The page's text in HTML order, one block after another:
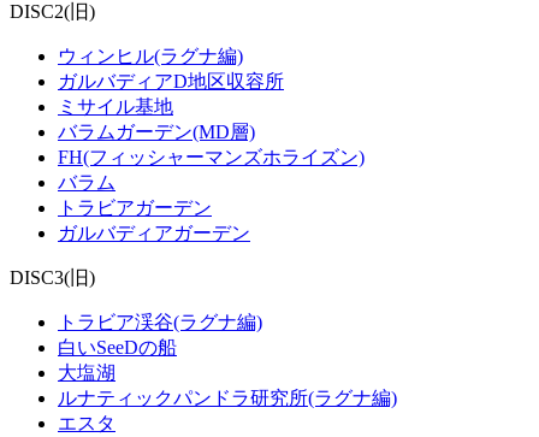
DISC2(旧)
ウィンヒル(ラグナ編)
ガルバディアD地区収容所
ミサイル基地
バラムガーデン(MD層)
FH(フィッシャーマンズホライズン)
バラム
トラビアガーデン
ガルバディアガーデン
DISC3(旧)
トラビア渓谷(ラグナ編)
白いSeeDの船
大塩湖
ルナティックパンドラ研究所(ラグナ編)
エスタ